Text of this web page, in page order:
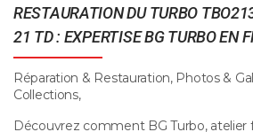
RESTAURATION DU TURBO
21 TD : EXPERTISE BG TURBO EN
Réparation & Restauration, Photos &
Collections,
Découvrez comment BG Turbo, atelier